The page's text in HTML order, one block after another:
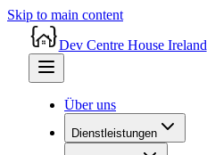
Skip to main content
Dev Centre House Ireland
Über uns
Dienstleistungen